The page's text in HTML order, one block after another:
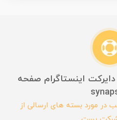
اینستاگرام صفحه
در مورد بسته های ارسالی از